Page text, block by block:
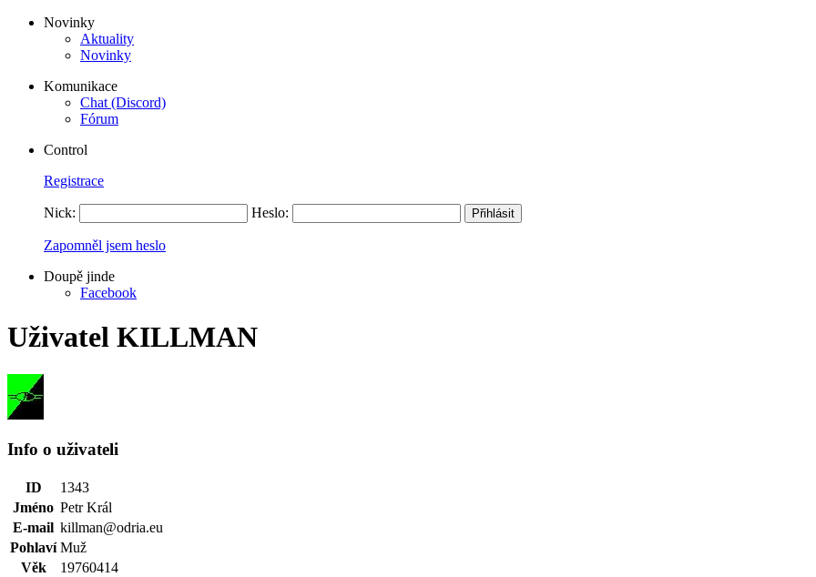
Novinky
Aktuality
Novinky
Komunikace
Chat (Discord)
Fórum
Control
Registrace
Nick: Heslo:
Zapomněl jsem heslo
Doupě jinde
Facebook
Uživatel KILLMAN
Info o uživateli
ID
1343
Jméno Petr Král
E-mail killman@odria.eu
Pohlaví Muž
Věk
19760414